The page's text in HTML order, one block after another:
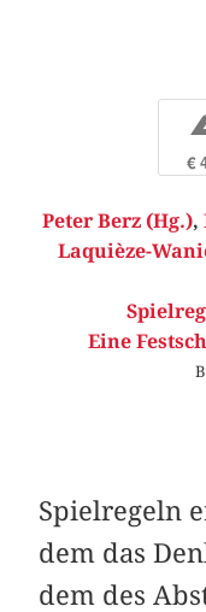
€
Peter Berz (Hg.),
Laquièze-
Eine
Spielregeln
dem das
dem des